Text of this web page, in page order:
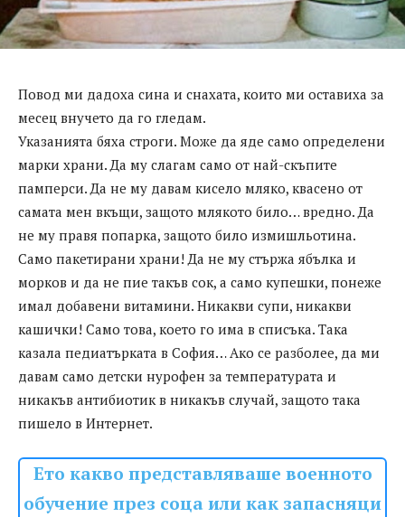
Повод ми дадоха сина и снахата, които ми оставиха за
месец внучето да го гледам.
Указанията бяха строги. Може да яде само определени
марки храни. Да му слагам само от най-скъпите
памперси. Да не му давам кисело мляко, квасено от
самата мен вкъщи, защото млякото било… вредно. Да
не му правя попарка, защото било измишльотина.
Само пакетирани храни! Да не му стържа ябълка и
морков и да не пие такъв сок, а само купешки, понеже
имал добавени витамини. Никакви супи, никакви
кашички! Само това, което го има в списъка. Така
казала педиатърката в София… Ако се разболее, да ми
давам само детски нурофен за температурата и
никакъв антибиотик в никакъв случай, защото така
пишело в Интернет.
Ето какво представляваше военното
обучение през соца или как запасняци